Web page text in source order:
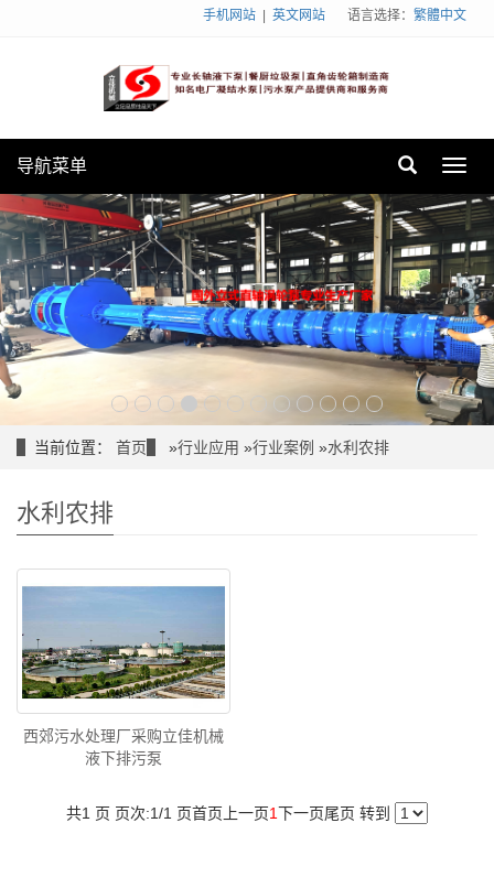
语言选择： 繁體中文
手机网站 英文网站
导航菜单
当前位置： 首页 »行业应用 »行业案例 »水利农排
水利农排
西郊污水处理厂采购立佳机械
液下排污泵
共1 页 页次:1/1 页首页 上一页1下一页尾页 转到